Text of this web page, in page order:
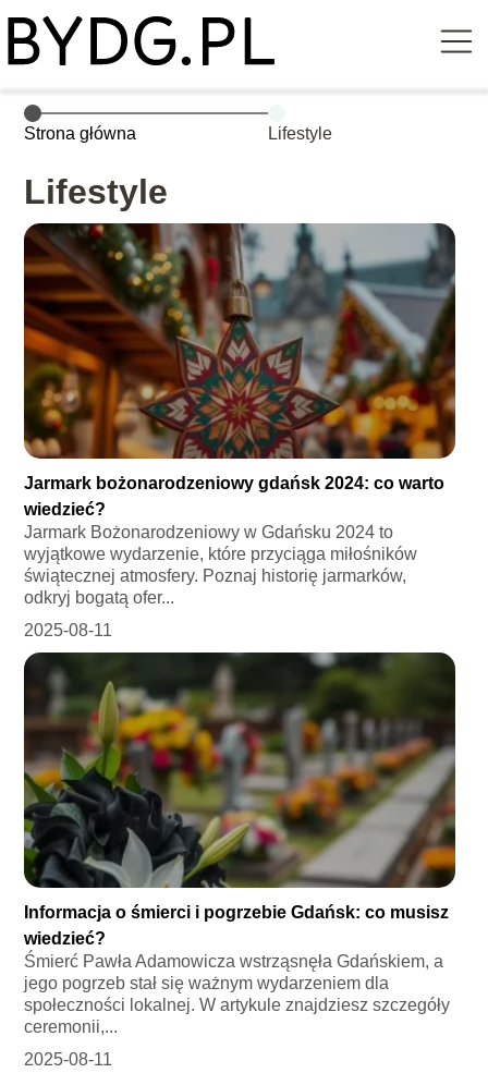
Strona główna Lifestyle
Lifestyle
Jarmark bożonarodzeniowy gdańsk 2024: co warto
wiedzieć?
Jarmark Bożonarodzeniowy w Gdańsku 2024 to
wyjątkowe wydarzenie, które przyciąga miłośników
świątecznej atmosfery. Poznaj historię jarmarków,
odkryj bogatą ofer...
2025-08-11
Informacja o śmierci i pogrzebie Gdańsk: co musisz
wiedzieć?
Śmierć Pawła Adamowicza wstrząsnęła Gdańskiem, a
jego pogrzeb stał się ważnym wydarzeniem dla
społeczności lokalnej. W artykule znajdziesz szczegóły
ceremonii,...
2025-08-11